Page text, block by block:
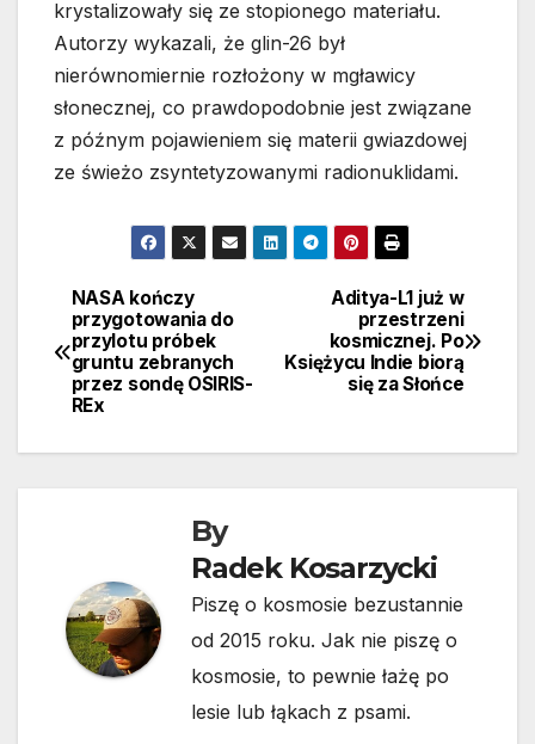
krystalizowały się ze stopionego materiału.
Autorzy wykazali, że glin-26 był
nierównomiernie rozłożony w mgławicy
słonecznej, co prawdopodobnie jest związane
z późnym pojawieniem się materii gwiazdowej
ze świeżo zsyntetyzowanymi radionuklidami.
Nawigacja
wpisu
Aditya-L1 już w
przestrzeni
kosmicznej. Po
Księżycu Indie biorą
się za Słońce
NASA kończy
przygotowania do
przylotu próbek
gruntu zebranych
przez sondę OSIRIS-
REx
By
Radek Kosarzycki
Piszę o kosmosie bezustannie
od 2015 roku. Jak nie piszę o
kosmosie, to pewnie łażę po
lesie lub łąkach z psami.